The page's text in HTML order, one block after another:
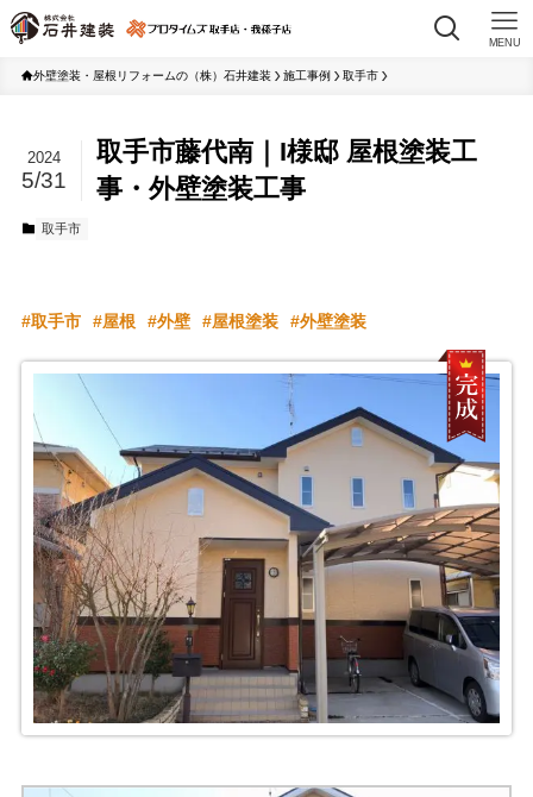
MENU
外壁塗装・屋根リフォームの（株）石井建装 施工事例 取手市
取手市藤代南｜I様邸 屋根塗装工
事・外壁塗装工事
2024
5/31
取手市
取手市 屋根 外壁 屋根塗装 外壁塗装